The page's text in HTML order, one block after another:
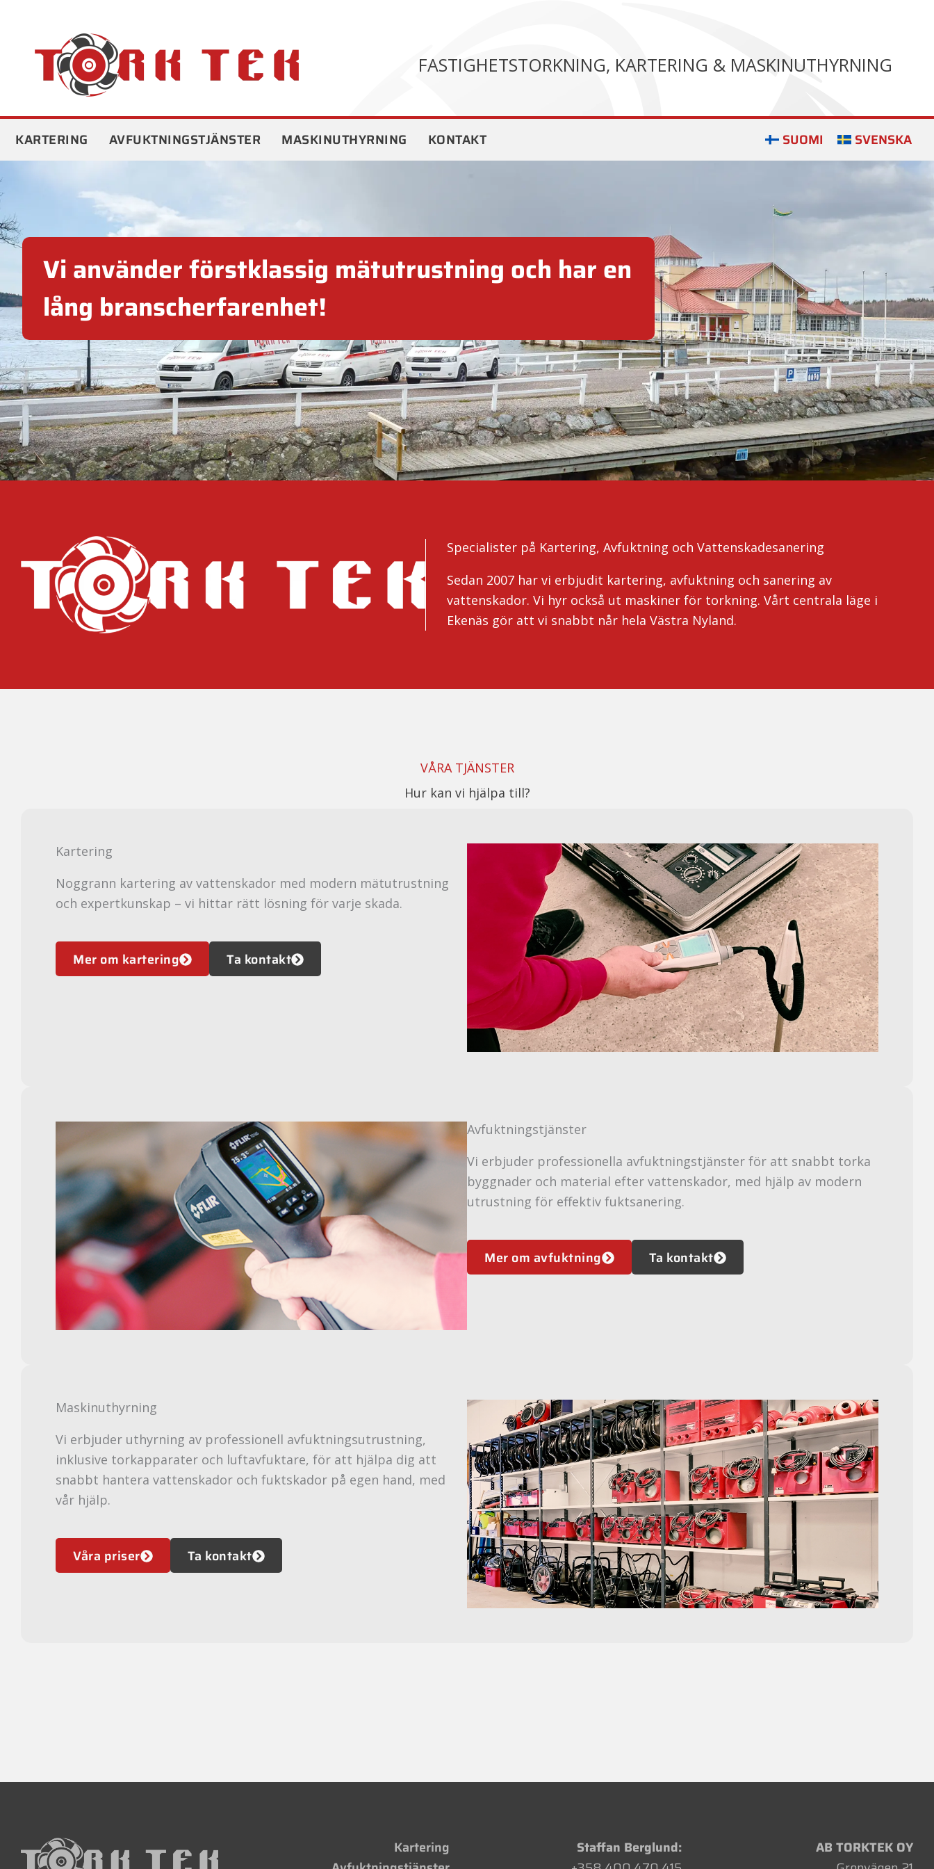
innehåll
FASTIGHETSTORKNING, KARTERING & MASKINUTHYRNING
KARTERING AVFUKTNINGSTJÄNSTER MASKINUTHYRNING KONTAKT SUOMI SVENSKA
en
Varje vattenskada är unik och kräver
sin egen lösning!
Specialister på Kartering, Avfuktning och Vattenskadesanering
Sedan 2007 har vi erbjudit kartering, avfuktning och sanering av
vattenskador. Vi hyr också ut maskiner för torkning. Vårt centrala läge i
Ekenäs gör att vi snabbt når hela Västra Nyland.
VÅRA TJÄNSTER
Hur kan vi hjälpa till?
Kartering
Noggrann kartering av vattenskador med modern mätutrustning
och expertkunskap – vi hittar rätt lösning för varje skada.
Mer om kartering Ta kontakt
Avfuktningstjänster
Vi erbjuder professionella avfuktningstjänster för att snabbt torka
byggnader och material efter vattenskador, med hjälp av modern
utrustning för effektiv fuktsanering.
Mer om avfuktning Ta kontakt
Maskinuthyrning
Vi erbjuder uthyrning av professionell avfuktningsutrustning,
inklusive torkapparater och luftavfuktare, för att hjälpa dig att
snabbt hantera vattenskador och fuktskador på egen hand, med
vår hjälp.
Våra priser Ta kontakt
Kartering
Staffan Berglund:
AB TORKTEK OY